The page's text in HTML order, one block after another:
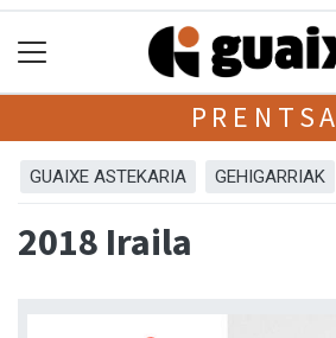
PRENTSA
GUAIXE ASTEKARIA GEHIGARRIAK
2018 Iraila